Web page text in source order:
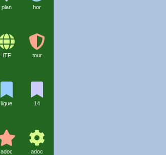
plan hor
ITF tour
ligue 14
adoc adoc